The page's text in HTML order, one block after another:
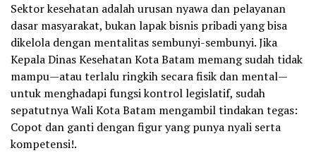
Sektor kesehatan adalah urusan nyawa dan pelayanan
dasar masyarakat, bukan lapak bisnis pribadi yang bisa
dikelola dengan mentalitas sembunyi-sembunyi. Jika
Kepala Dinas Kesehatan Kota Batam memang sudah tidak
mampu—atau terlalu ringkih secara fisik dan mental—
untuk menghadapi fungsi kontrol legislatif, sudah
sepatutnya Wali Kota Batam mengambil tindakan tegas:
Copot dan ganti dengan figur yang punya nyali serta
kompetensi!.